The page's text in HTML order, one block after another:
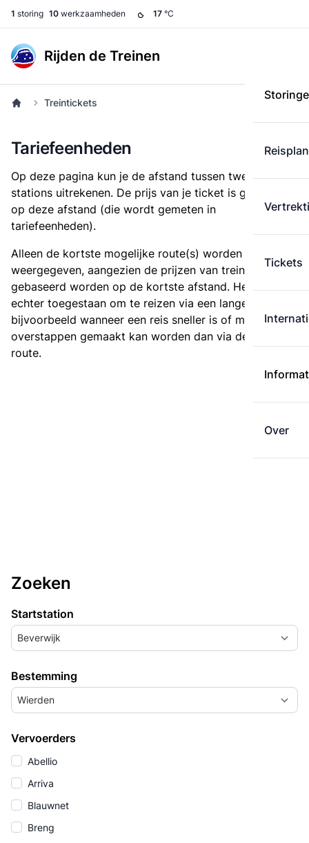
1 storing 10 werkzaamheden 17 °C
Rijden de Treinen
Tickets
Over
Treintickets
Tariefeenheden
Op deze pagina kun je de afstand tussen twee
stations uitrekenen. De prijs van je ticket is gebaseerd
op deze afstand (die wordt gemeten in
tariefeenheden).
Alleen de kortste mogelijke route(s) worden
weergegeven, aangezien de prijzen van treintickets
gebaseerd worden op de kortste afstand. Het is
echter toegestaan om te reizen via een langere route,
bijvoorbeeld wanneer een reis sneller is of met minder
overstappen gemaakt kan worden dan via de kortste
route.
Zoeken
Startstation
Beverwijk
Bestemming
Wierden
Vervoerders
Abellio
Arriva
Blauwnet
Breng